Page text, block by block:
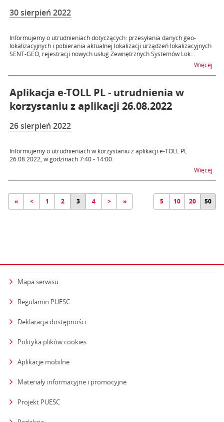
30 sierpień 2022
Informujemy o utrudnieniach dotyczących: przesyłania danych geo-
lokalizacyjnych i pobierania aktualnej lokalizacji urządzeń lokalizacyjnych
SENT-GEO, rejestracji nowych usług Zewnętrznych Systemów Lok...
Więcej
Aplikacja e-TOLL PL - utrudnienia w
korzystaniu z aplikacji 26.08.2022
26 sierpień 2022
Informujemy o utrudnieniach w korzystaniu z aplikacji e-TOLL PL
26.08.2022, w godzinach 7:40 - 14:00.
Więcej
« < 1 2 3 4 > » 5 10 20 50
Mapa serwisu
Regulamin PUESC
Deklaracja dostępności
Polityka plików cookies
Aplikacje mobilne
Materiały informacyjne i promocyjne
Projekt PUESC